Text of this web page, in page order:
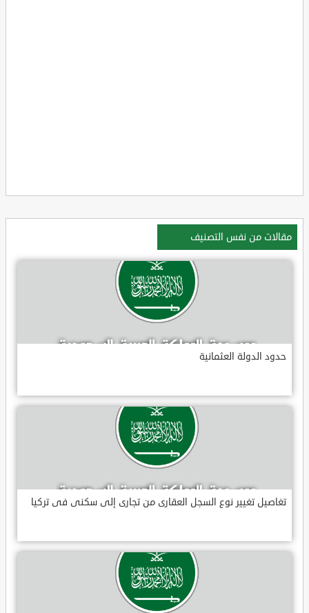
مقالات من نفس التصنيف
حدود الدولة العثمانية
تغاصيل تغيير نوع السجل العقارى من تجارى إلى سكنى فى تركيا